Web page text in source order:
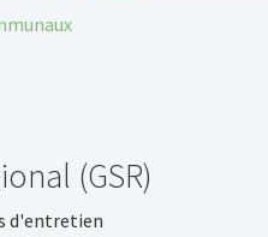
(GSR)
d'entretien